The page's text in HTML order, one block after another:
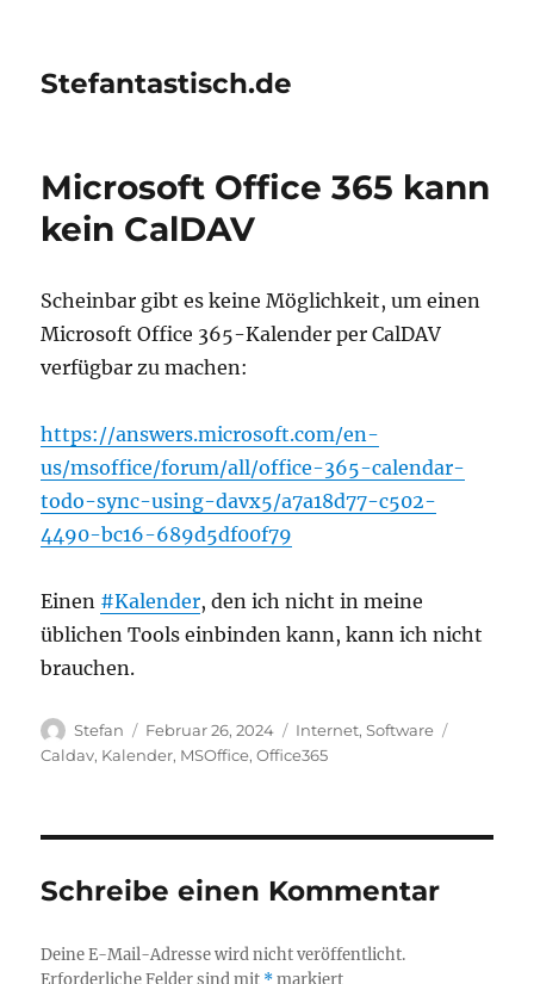
Stefantastisch.de
Microsoft Office 365 kann
kein CalDAV
Scheinbar gibt es keine Möglichkeit, um einen
Microsoft Office 365-Kalender per CalDAV
verfügbar zu machen:
https://answers.microsoft.com/en-
us/msoffice/forum/all/office-365-calendar-
todo-sync-using-davx5/a7a18d77-c502-
4490-bc16-689d5df00f79
Einen #Kalender, den ich nicht in meine
üblichen Tools einbinden kann, kann ich nicht
brauchen.
Autor
Stefan
Veröffentlicht
am
Februar 26, 2024 Kategorien
Internet,Software
Caldav, Kalender, MSOffice,Office365
Schreibe einen Kommentar
Deine E-Mail-Adresse wird nicht veröffentlicht.